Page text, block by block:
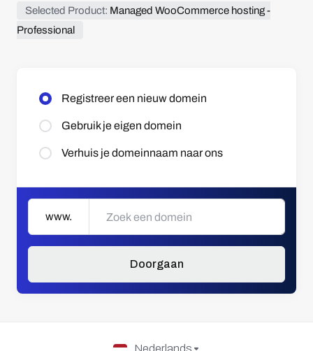
Selected Product: Managed WooCommerce hosting -
Professional
Registreer een nieuw domein
Gebruik je eigen domein
Verhuis je domeinnaam naar ons
www.
Doorgaan
Nederlands